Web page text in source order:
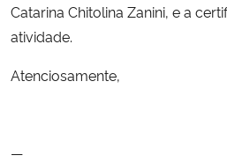
Ministério da Mulher, da Família e dos
Secretaria-Geral
Catarina Chitolina Zanini, e a
atividade.
Atenciosamente,
—